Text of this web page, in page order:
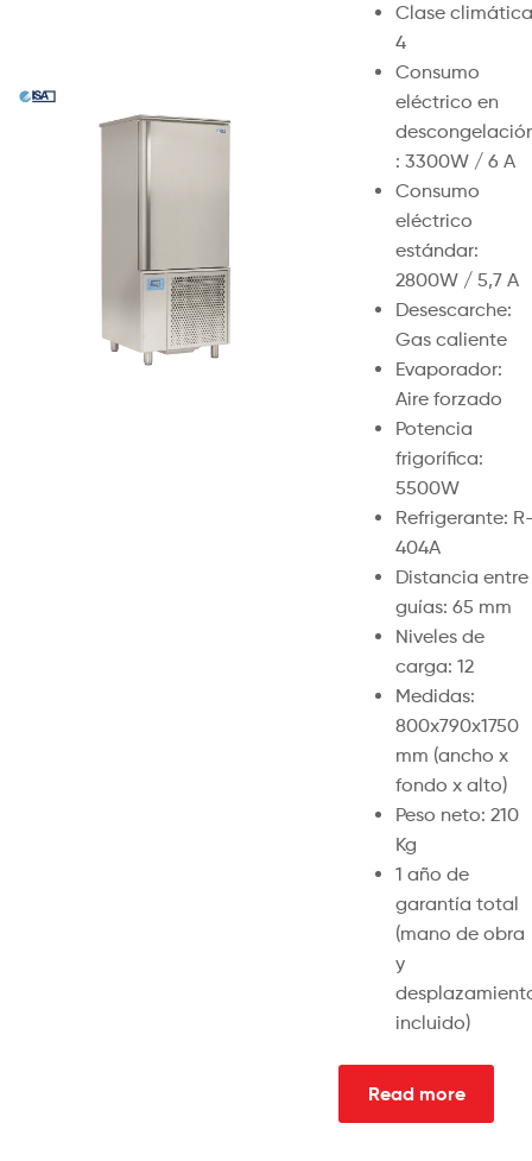
Clase
4
Consumo
eléctrico en
: 3300W / 6 A
Consumo
eléctrico
estándar:
2800W / 5,7 A
Desescarche:
Gas caliente
Evaporador:
Aire forzado
Potencia
frigorífica:
5500W
Refrigerante:
404A
Distancia entre
guías: 65 mm
Niveles de
carga: 12
Medidas:
800x790x1750
mm (ancho x
fondo x alto)
Peso neto: 210
Kg
1 año de
garantía total
(mano de obra
y
incluido)
Read more